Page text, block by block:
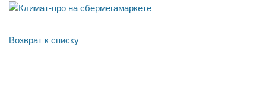
Возврат к списку